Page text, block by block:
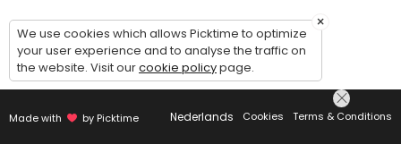
Made with by Picktime Nederlands Cookies Terms & Conditions
×
We use cookies which allows Picktime to optimize
your user experience and to analyse the traffic on
the website. Visit ourcookie policypage.